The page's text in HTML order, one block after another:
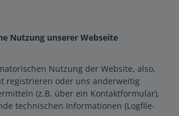
Nutzung unserer Webseite
Nutzung der Website, also,
registrieren oder uns anderweitig
(z.B. über ein Kontaktformular),
technischen Informationen (Logfile-